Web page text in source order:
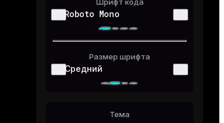
Roboto Mono
Размер шрифта
Средний
Тема